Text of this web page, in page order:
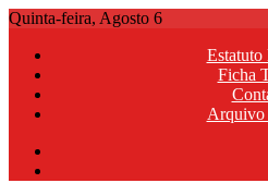
Skip
content
Quinta-feira, Agosto 6
Ficha
Arquivo